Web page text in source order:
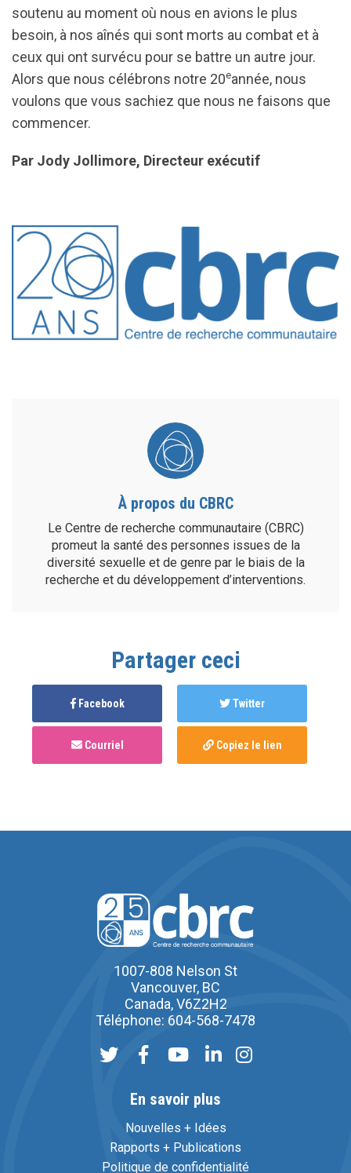
soutenu au moment où nous en avions le plus
besoin, à nos aînés qui sont morts au combat et à
ceux qui ont survécu pour se battre un autre jour.
Alors que nous célébrons notre 20eannée, nous
voulons que vous sachiez que nous ne faisons que
commencer.
Par Jody Jollimore, Directeur exécutif
À propos du CBRC
Le Centre de recherche communautaire (CBRC)
promeut la santé des personnes issues de la
diversité sexuelle et de genre par le biais de la
recherche et du développement d’interventions.
Partager ceci
Facebook Twitter
Courriel Copiez le lien
1007-808 Nelson St
Vancouver, BC
Canada, V6Z2H2
Téléphone: 604-568-7478
En savoir plus
Nouvelles + Idées
Rapports + Publications
Politique de confidentialité